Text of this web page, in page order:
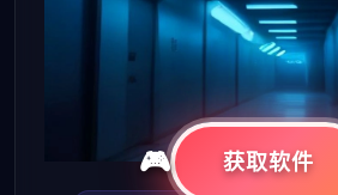
获取软件